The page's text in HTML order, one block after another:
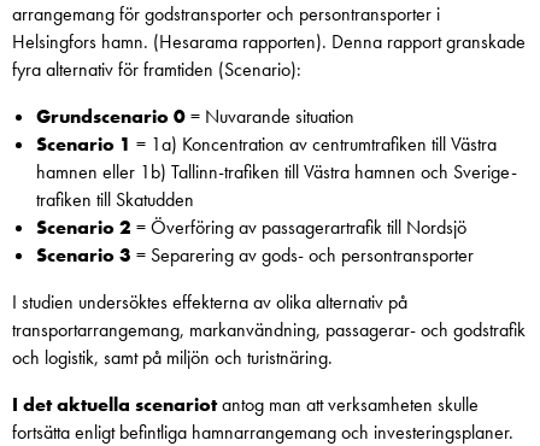
arrangemang för godstransporter och persontransporter i
Helsingfors hamn. (Hesarama rapporten). Denna rapport granskade
fyra alternativ för framtiden (Scenario):
Grundscenario 0= Nuvarande situation
Scenario 1 = 1a) Koncentration av centrumtrafiken till Västra
hamnen eller 1b) Tallinn-trafiken till Västra hamnen och Sverige-
trafiken till Skatudden
Scenario 2 = Överföring av passagerartrafik till Nordsjö
Scenario 3 = Separering av gods- och persontransporter
I studien undersöktes effekterna av olika alternativ på
transportarrangemang, markanvändning, passagerar- och godstrafik
och logistik, samt på miljön och turistnäring.
I det aktuella scenariotantog man att verksamheten skulle
fortsätta enligt befintliga hamnarrangemang och investeringsplaner.